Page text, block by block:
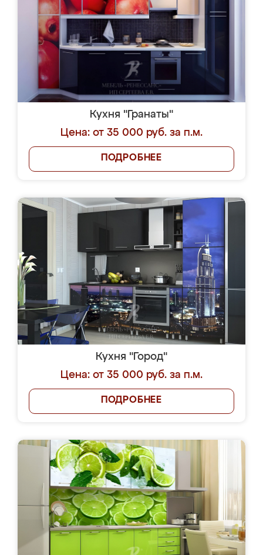
Кухня "Гранаты"
Цена: от 35 000 руб. за п.м.
ПОДРОБНЕЕ
Кухня "Город"
Цена: от 35 000 руб. за п.м.
ПОДРОБНЕЕ